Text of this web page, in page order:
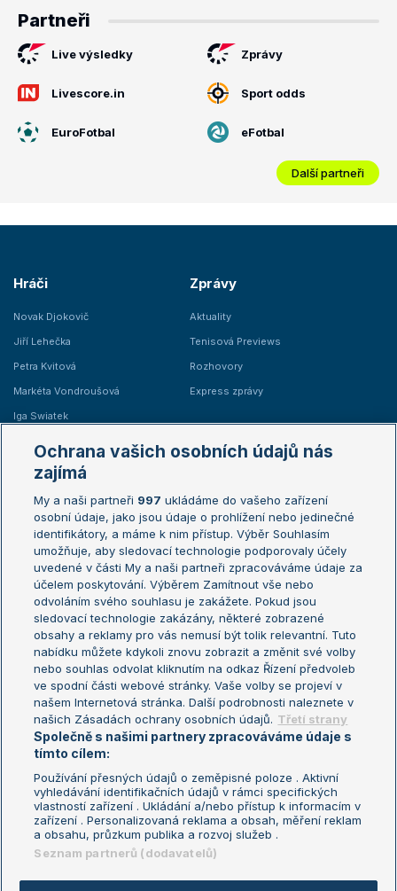
Partneři
Live výsledky Zprávy
Livescore.in Sport odds
EuroFotbal eFotbal
Další partneři
Hráči
Novak Djokovič
Jiří Lehečka
Petra Kvitová
Markéta Vondroušová
Iga Swiatek
Zprávy
Aktuality
Tenisová Previews
Rozhovory
Express zprávy
Žebříčky
Žebříček ATP (muži)
Žebříček WTA (ženy)
Sázkařský žebříček
Australian Open
French Open
Wimbledon
US Open
Turnaj mistrů
Turnaj mistryň
Aktualní trendy
Fotbalové přestupy
Livesport Daily
LS Prague Open
Podmínky užití
Nastavení soukromí
GDPR a žurnalistika
Reklama
Kontakt
Informace o zpracování osobních
údajů
Ochrana vašich osobních údajů nás
zajímá
My a naši partneři 997 ukládáme do vašeho zařízení
osobní údaje, jako jsou údaje o prohlížení nebo jedinečné
identifikátory, a máme k nim přístup. Výběr Souhlasím
umožňuje, aby sledovací technologie podporovaly účely
uvedené v části My a naši partneři zpracováváme údaje za
účelem poskytování. Výběrem Zamítnout vše nebo
odvoláním svého souhlasu je zakážete. Pokud jsou
sledovací technologie zakázány, některé zobrazené
obsahy a reklamy pro vás nemusí být tolik relevantní. Tuto
nabídku můžete kdykoli znovu zobrazit a změnit své volby
nebo souhlas odvolat kliknutím na odkaz Řízení předvoleb
ve spodní části webové stránky. Vaše volby se projeví v
našem Internetová stránka. Další podrobnosti naleznete v
našich Zásadách ochrany osobních údajů. Třetí strany
Společně s našimi partnery zpracováváme údaje s
tímto cílem:
Používání přesných údajů o zeměpisné poloze . Aktivní
vyhledávání identifikačních údajů v rámci specifických
vlastností zařízení . Ukládání a/nebo přístup k informacím v
zařízení . Personalizovaná reklama a obsah, měření reklam
a obsahu, průzkum publika a rozvoj služeb .
Seznam partnerů (dodavatelů)